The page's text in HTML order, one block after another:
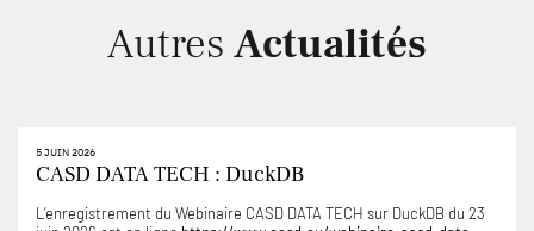
Autres Actualités
5 JUIN 2026
CASD DATA TECH : DuckDB
L’enregistrement du Webinaire CASD DATA TECH sur DuckDB du 23